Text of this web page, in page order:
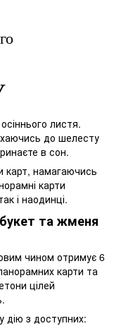
листя.
до шелесту
в сон.
карт, намагаючись
карти
і наодинці.
букет та жменя
чином отримує 6
карти та
цілей
дію з доступних: